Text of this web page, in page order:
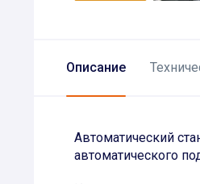
Описание
Автоматический
автоматического